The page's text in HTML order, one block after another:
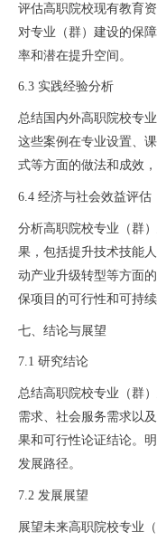
评估高职院校现有教育
对专业（群）建设的保
率和潜在提升空间。
6.3 实践经验分析
总结国内外高职院校专
这些案例在专业设置、
式等方面的做法和成效
6.4 经济与社会效益评估
分析高职院校专业（群
果，包括提升技术技能
动产业升级转型等方面
保项目的可行性和可持续
七、结论与展望
7.1 研究结论
总结高职院校专业（群
需求、社会服务需求以
果和可行性论证结论。
发展路径。
7.2 发展展望
展望未来高职院校专业